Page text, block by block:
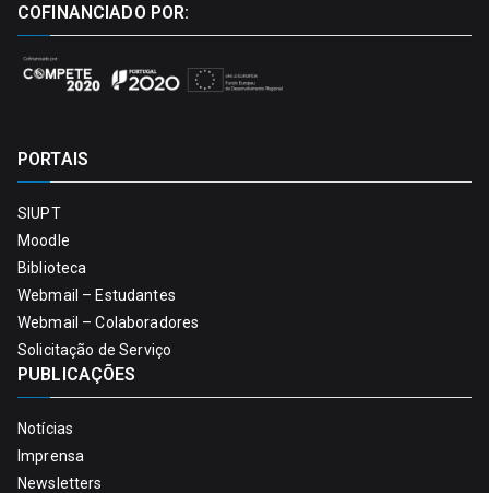
COFINANCIADO POR:
PORTAIS
SIUPT
Moodle
Biblioteca
Webmail – Estudantes
Webmail – Colaboradores
Solicitação de Serviço
PUBLICAÇÕES
Notícias
Imprensa
Newsletters